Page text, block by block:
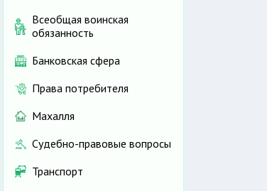
Всеобщая воинская
обязанность
Банковская сфера
Права потребителя
Махалля
Судебно-правовые вопросы
Транспорт